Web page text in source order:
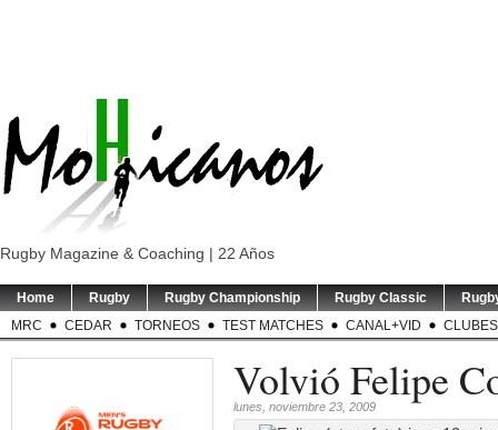
Rugby Magazine & Coaching | 22 Años
Home Rugby Rugby Championship Rugby Classic
MRC
CEDAR TORNEOS TEST MATCHES CANAL+VID CLUBES
Volvió Felipe
lunes, noviembre 23, 2009